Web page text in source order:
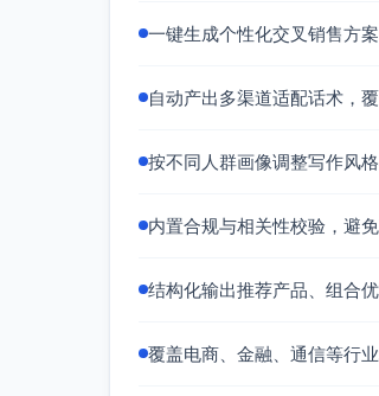
一键生成个性化交叉销售方
自动产出多渠道适配话术，
按不同人群画像调整写作风
内置合规与相关性校验，避
结构化输出推荐产品、组合
覆盖电商、金融、通信等行